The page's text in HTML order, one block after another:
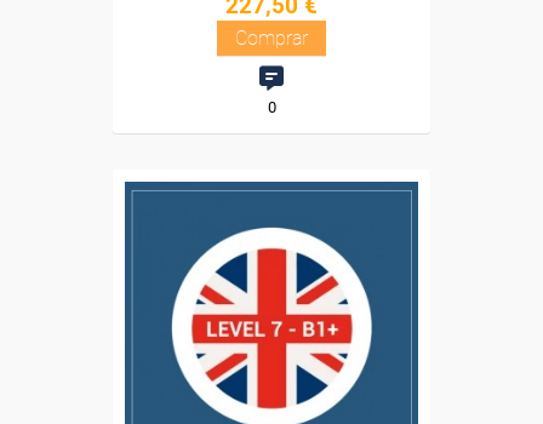
227,50 €
Comprar
0
Descuentos especiales
Sin requisitos de acceso
Diploma